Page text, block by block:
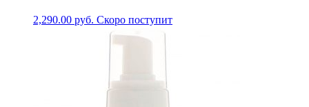
2,290.00 руб. Скоро поступит